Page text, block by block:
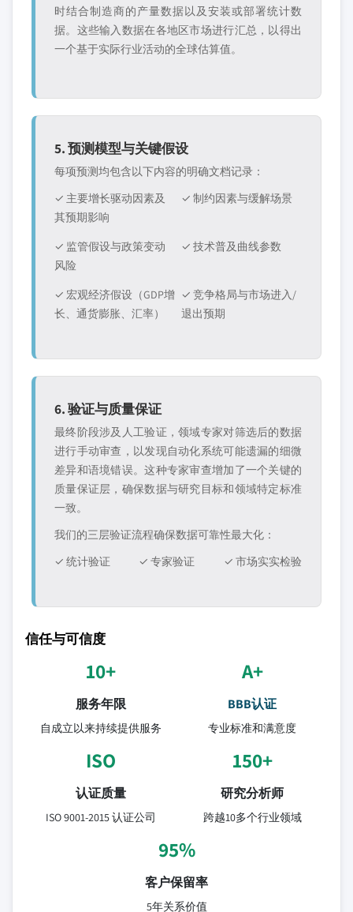
时结合制造商的产量数据以及安装或部署统计数
据。这些输入数据在各地区市场进行汇总，以得出
一个基于实际行业活动的全球估算值。
5. 预测模型与关键假设
每项预测均包含以下内容的明确文档记录：
✓ 主要增长驱动因素及
其预期影响
✓ 制约因素与缓解场景
✓ 监管假设与政策变动
风险
✓ 技术普及曲线参数
✓ 宏观经济假设（GDP增
长、通货膨胀、汇率）
✓ 竞争格局与市场进入/
退出预期
6. 验证与质量保证
最终阶段涉及人工验证，领域专家对筛选后的数据
进行手动审查，以发现自动化系统可能遗漏的细微
差异和语境错误。这种专家审查增加了一个关键的
质量保证层，确保数据与研究目标和领域特定标准
一致。
我们的三层验证流程确保数据可靠性最大化：
✓ 统计验证
✓ 专家验证 ✓ 市场实实检验
信任与可信度
10+
服务年限
自成立以来持续提供服务
A+
BBB认证
专业标准和满意度
ISO
认证质量
ISO 9001-2015 认证公司
150+
研究分析师
跨越10多个行业领域
95%
客户保留率
5年关系价值